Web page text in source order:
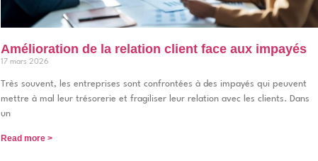
Amélioration de la relation client face aux impayés
17 mars 2026
Très souvent, les entreprises sont confrontées à des impayés qui peuvent
mettre à mal leur trésorerie et fragiliser leur relation avec les clients. Dans
un
Read more >